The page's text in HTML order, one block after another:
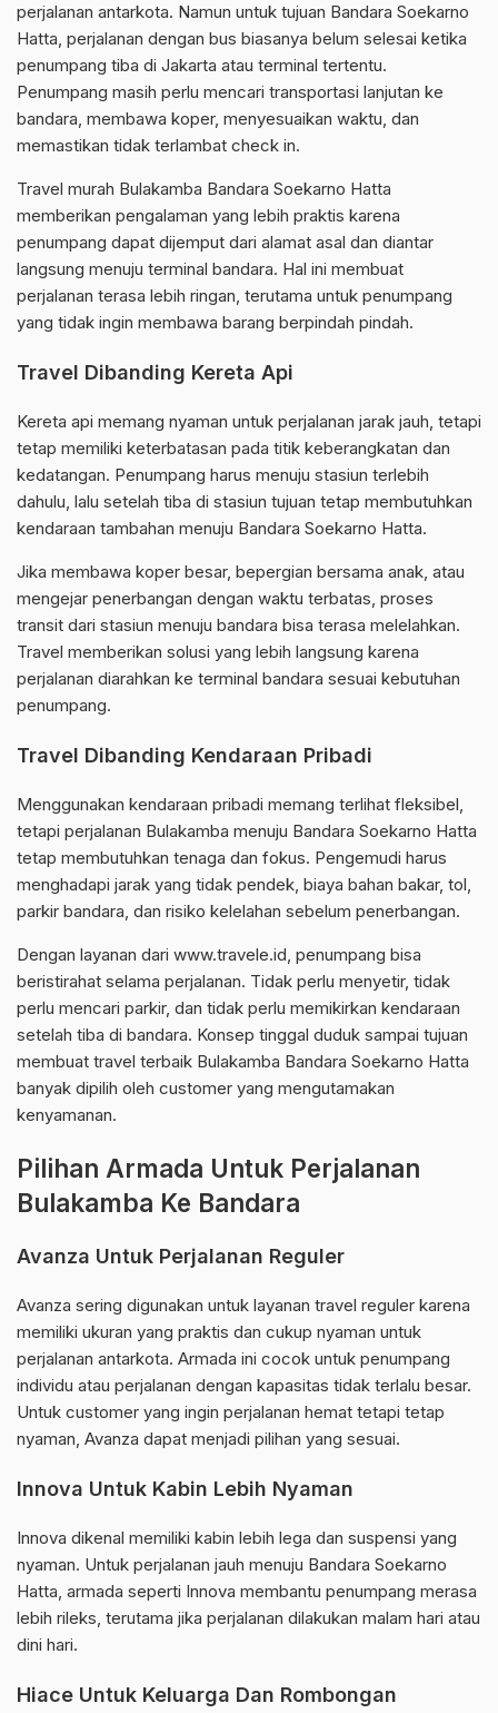
perjalanan antarkota. Namun untuk tujuan Bandara Soekarno
Hatta, perjalanan dengan bus biasanya belum selesai ketika
penumpang tiba di Jakarta atau terminal tertentu.
Penumpang masih perlu mencari transportasi lanjutan ke
bandara, membawa koper, menyesuaikan waktu, dan
memastikan tidak terlambat check in.
Travel murah Bulakamba Bandara Soekarno Hatta
memberikan pengalaman yang lebih praktis karena
penumpang dapat dijemput dari alamat asal dan diantar
langsung menuju terminal bandara. Hal ini membuat
perjalanan terasa lebih ringan, terutama untuk penumpang
yang tidak ingin membawa barang berpindah pindah.
Travel Dibanding Kereta Api
Kereta api memang nyaman untuk perjalanan jarak jauh, tetapi
tetap memiliki keterbatasan pada titik keberangkatan dan
kedatangan. Penumpang harus menuju stasiun terlebih
dahulu, lalu setelah tiba di stasiun tujuan tetap membutuhkan
kendaraan tambahan menuju Bandara Soekarno Hatta.
Jika membawa koper besar, bepergian bersama anak, atau
mengejar penerbangan dengan waktu terbatas, proses
transit dari stasiun menuju bandara bisa terasa melelahkan.
Travel memberikan solusi yang lebih langsung karena
perjalanan diarahkan ke terminal bandara sesuai kebutuhan
penumpang.
Travel Dibanding Kendaraan Pribadi
Menggunakan kendaraan pribadi memang terlihat fleksibel,
tetapi perjalanan Bulakamba menuju Bandara Soekarno Hatta
tetap membutuhkan tenaga dan fokus. Pengemudi harus
menghadapi jarak yang tidak pendek, biaya bahan bakar, tol,
parkir bandara, dan risiko kelelahan sebelum penerbangan.
Dengan layanan dari www.travele.id, penumpang bisa
beristirahat selama perjalanan. Tidak perlu menyetir, tidak
perlu mencari parkir, dan tidak perlu memikirkan kendaraan
setelah tiba di bandara. Konsep tinggal duduk sampai tujuan
membuat travel terbaik Bulakamba Bandara Soekarno Hatta
banyak dipilih oleh customer yang mengutamakan
kenyamanan.
Pilihan Armada Untuk Perjalanan
Bulakamba Ke Bandara
Avanza Untuk Perjalanan Reguler
Avanza sering digunakan untuk layanan travel reguler karena
memiliki ukuran yang praktis dan cukup nyaman untuk
perjalanan antarkota. Armada ini cocok untuk penumpang
individu atau perjalanan dengan kapasitas tidak terlalu besar.
Untuk customer yang ingin perjalanan hemat tetapi tetap
nyaman, Avanza dapat menjadi pilihan yang sesuai.
Innova Untuk Kabin Lebih Nyaman
Innova dikenal memiliki kabin lebih lega dan suspensi yang
nyaman. Untuk perjalanan jauh menuju Bandara Soekarno
Hatta, armada seperti Innova membantu penumpang merasa
lebih rileks, terutama jika perjalanan dilakukan malam hari atau
dini hari.
Hiace Untuk Keluarga Dan Rombongan